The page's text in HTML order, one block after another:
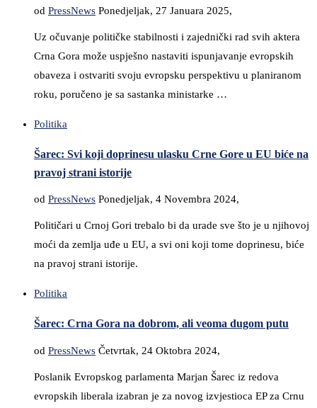
od PressNews Ponedjeljak, 27 Januara 2025,
Uz očuvanje političke stabilnosti i zajednički rad svih aktera
Crna Gora može uspješno nastaviti ispunjavanje evropskih
obaveza i ostvariti svoju evropsku perspektivu u planiranom
roku, poručeno je sa sastanka ministarke …
Politika
Šarec: Svi koji doprinesu ulasku Crne Gore u EU biće na
pravoj strani istorije
od PressNews Ponedjeljak, 4 Novembra 2024,
Političari u Crnoj Gori trebalo bi da urade sve što je u njihovoj
moći da zemlja uđe u EU, a svi oni koji tome doprinesu, biće
na pravoj strani istorije.
Politika
Šarec: Crna Gora na dobrom, ali veoma dugom putu
od PressNews Četvrtak, 24 Oktobra 2024,
Poslanik Evropskog parlamenta Marjan Šarec iz redova
evropskih liberala izabran je za novog izvjestioca EP za Crnu